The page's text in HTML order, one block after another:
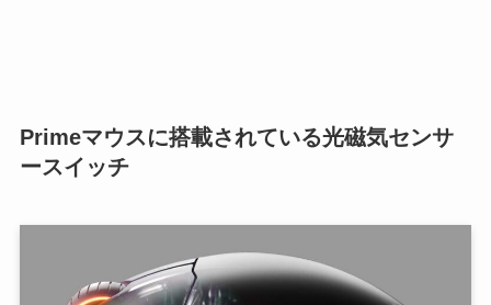
Primeマウスに搭載されている光磁気センサ
ースイッチ